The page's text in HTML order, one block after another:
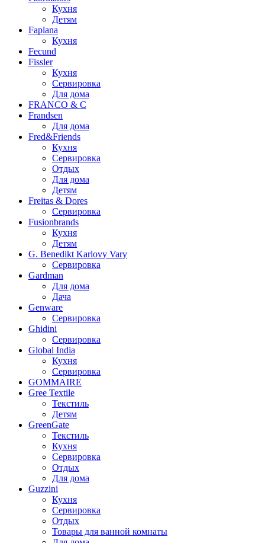
Кухня
Детям
Faplana
Кухня
Fecund
Fissler
Кухня
Сервировка
Для дома
FRANCO & C
Frandsen
Для дома
Fred&Friends
Кухня
Сервировка
Отдых
Для дома
Детям
Freitas & Dores
Сервировка
Fusionbrands
Кухня
Детям
G. Benedikt Karlovy Vary
Сервировка
Gardman
Для дома
Дача
Genware
Сервировка
Ghidini
Сервировка
Global India
Кухня
Сервировка
GOMMAIRE
Gree Textile
Текстиль
Детям
GreenGate
Текстиль
Кухня
Сервировка
Отдых
Для дома
Guzzini
Кухня
Сервировка
Отдых
Товары для ванной комнаты